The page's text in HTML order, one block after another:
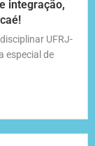
integração,
UFRJ-
especial de